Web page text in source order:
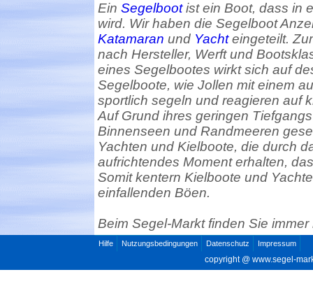
Ein Segelbootist ein Boot, dass in
wird. Wir haben die Segelboot
Katamaran und Yachteingeteilt.
nach Hersteller, Werft und
eines Segelbootes wirkt sich auf
Segelboote, wie Jollen mit einem
sportlich segeln und reagieren auf
Auf Grund ihres geringen
Binnenseen und Randmeeren
Yachten und Kielboote, die durch
aufrichtendes Moment erhalten,
Somit kentern Kielboote und
einfallenden Böen.
Beim Segel-Markt finden Sie
Hilfe Nutzungsbedingungen Datenschutz Impressum
copyright @ www.segel-